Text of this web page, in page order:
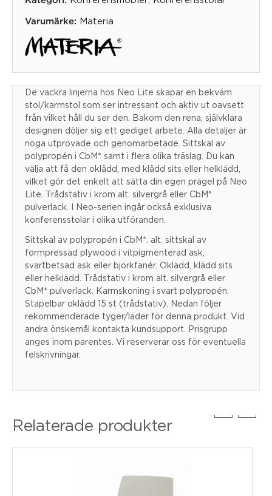
Varumärke: Materia
De vackra linjerna hos Neo Lite skapar en bekväm
stol/karmstol som ser intressant och aktiv ut oavsett
från vilket håll du ser den. Bakom den rena, självklara
designen döljer sig ett gediget arbete. Alla detaljer är
noga utprovade och genomarbetade. Sittskal av
polypropén i CbM* samt i flera olika träslag. Du kan
välja att få den oklädd, med klädd sits eller helklädd,
vilket gör det enkelt att sätta din egen prägel på Neo
Lite. Trådstativ i krom alt. silvergrå eller CbM*
pulverlack. I Neo-serien ingår också exklusiva
konferensstolar i olika utföranden.
Sittskal av polypropén i CbM*. alt. sittskal av
formpressad plywood i vitpigmenterad ask,
svartbetsad ask eller björkfanér. Oklädd, klädd sits
eller helklädd. Trådstativ i krom alt. silvergrå eller
CbM* pulverlack. Karmskoning i svart polypropén.
Stapelbar oklädd 15 st (trådstativ). Nedan följer
rekommenderade tyger/läder för denna produkt. Vid
andra önskemål kontakta kundsupport. Prisgrupp
anges inom parentes. Vi reserverar oss för eventuella
felskrivningar.
Relaterade produkter